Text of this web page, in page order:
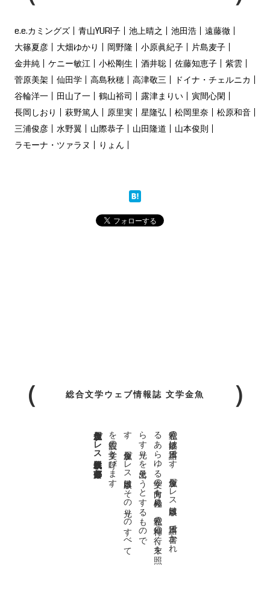
e.e.カミングズ 青山YURI子 池上晴之 池田浩
遠藤徹
大篠夏彦
大畑ゆかり 岡野隆 小原眞紀子
片島麦子
金井純
ケニー敏江 小松剛生 酒井聡 佐藤知恵子
紫雲
菅原美架
仙田学 高島秋穂 高津敬三
ドイナ・チェルニカ
谷輪洋一
田山了一 鶴山裕司 露津まりい
寅間心閑
長岡しおり
萩野篤人 原里実 星隆弘 松岡里奈
松原和音
三浦俊彦
水野翼 山際恭子 山田隆道
山本俊則
ラモーナ・ツァラヌ
りょん
総合文学ウェブ情報誌 文学金魚
私達の
故郷は
日本語で
す
。
金魚屋プ
レ
ス
日本版は
、
日本語で
書か
れ
る
あ
ら
ゆ
る
文学の
方向を
見極め
、
私達の
精神の
行く
末を
照
ら
す
光り
を
見出そ
う
と
す
る
も
の
で
す
。
金魚屋プ
レ
ス
日本版は
そ
の
光り
の
す
べ
て
を
広義の
文学と
呼び
ま
す
。
金魚屋プレス日本版代表 齋藤都